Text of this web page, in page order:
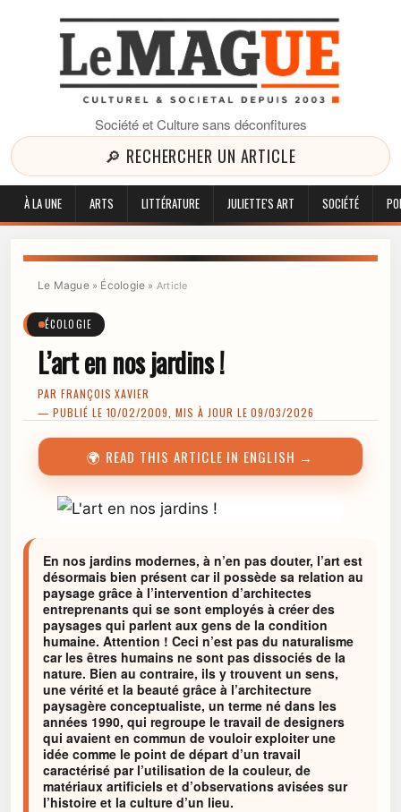
Société et Culture sans déconfitures
🔎 RECHERCHER UN ARTICLE
À LA UNE ARTS LITTÉRATURE JULIETTE'S ART SOCIÉTÉ
Le Mague» Écologie » Article
ÉCOLOGIE
L’art en nos jardins !
PAR FRANÇOIS XAVIER
— PUBLIÉ LE 10/02/2009, MIS À JOUR LE 09/03/2026
🌍 READ THIS ARTICLE IN ENGLISH →
En nos jardins modernes, à n’en pas douter, l’art est
désormais bien présent car il possède sa relation au
paysage grâce à l’intervention d’architectes
entreprenants qui se sont employés à créer des
paysages qui parlent aux gens de la condition
humaine. Attention ! Ceci n’est pas du naturalisme
car les êtres humains ne sont pas dissociés de la
nature. Bien au contraire, ils y trouvent un sens,
une vérité et la beauté grâce à l’architecture
paysagère conceptualiste, un terme né dans les
années 1990, qui regroupe le travail de designers
qui avaient en commun de vouloir exploiter une
idée comme le point de départ d’un travail
caractérisé par l’utilisation de la couleur, de
matériaux artificiels et d’observations avisées sur
l’histoire et la culture d’un lieu.